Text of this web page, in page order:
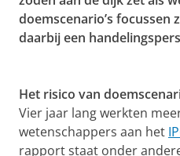
doemscenario’s focussen
daarbij een
Het risico van
Vier jaar lang werkten
wetenschappers aan het
rapport staat onder